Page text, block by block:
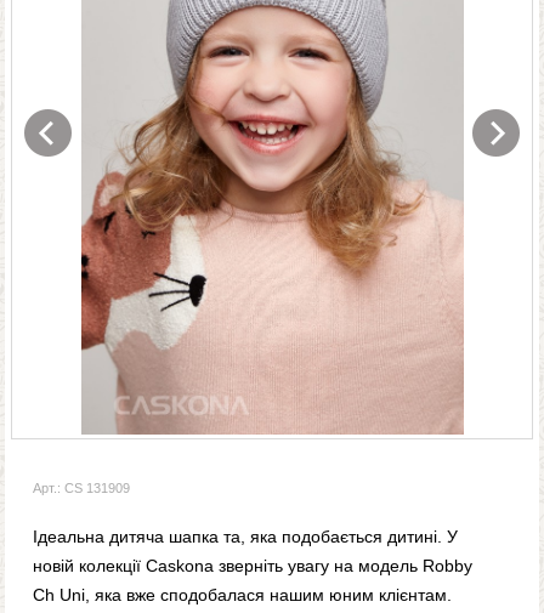
Арт.: CS 131909
Ідеальна дитяча шапка та, яка подобається дитині. У
новій колекції Caskona зверніть увагу на модель Robby
Ch Uni, яка вже сподобалася нашим юним клієнтам.